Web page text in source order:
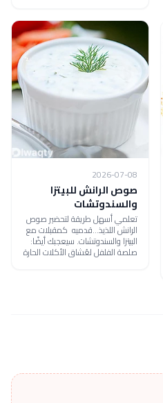
2026-07-08
صوص الرانش للبيتزا
والسندوتشات
تعلمي أسهل طريقة لتحضير صوص
الرانش اللذيذ...قدميه كمقبلات مع
البيتزا والسندوتشات. سيعجبك أيضًا:
صلصة الفلفل لعُشاق الأكلات الحارة